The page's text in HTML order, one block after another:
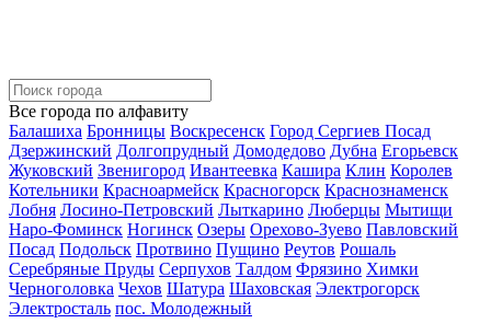
Все города по алфавиту
Балашиха Бронницы Воскресенск Город Сергиев Посад
Дзержинский Долгопрудный Домодедово Дубна Егорьевск
Жуковский Звенигород Ивантеевка Кашира Клин Королев
Котельники Красноармейск Красногорск Краснознаменск
Лобня Лосино-Петровский Лыткарино Люберцы Мытищи
Наро-Фоминск Ногинск Озеры Орехово-Зуево Павловский
Посад Подольск Протвино Пущино Реутов Рошаль
Серебряные Пруды Серпухов Талдом Фрязино Химки
Черноголовка Чехов Шатура Шаховская Электрогорск
Электросталь пос. Молодежный